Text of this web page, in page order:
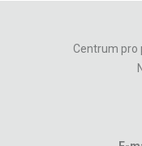
Centrum pro